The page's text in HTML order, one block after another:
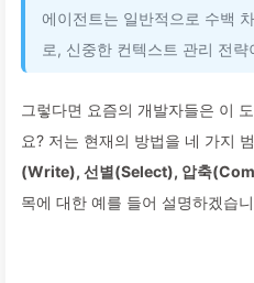
에이전트는 일반적으로 수백
로, 신중한 컨텍스트 관리 전략
그렇다면 요즘의 개발자들은 이
요? 저는 현재의 방법을 네 가지
(Write), 선별(Select), 압축
목에 대한 예를 들어 설명하겠습